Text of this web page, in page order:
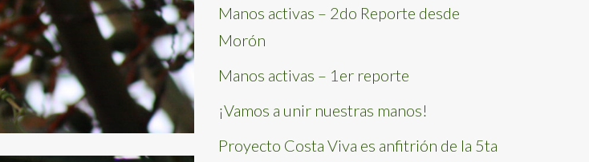
Manos activas – 2do Reporte desde
Morón
Manos activas – 1er reporte
¡Vamos a unir nuestras manos!
Proyecto Costa Viva es anfitrión de la 5ta